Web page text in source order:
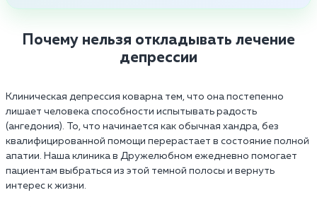
Почему нельзя откладывать лечение
депрессии
Клиническая депрессия коварна тем, что она постепенно
лишает человека способности испытывать радость
(ангедония). То, что начинается как обычная хандра, без
квалифицированной помощи перерастает в состояние полной
апатии. Наша клиника в Дружелюбном ежедневно помогает
пациентам выбраться из этой темной полосы и вернуть
интерес к жизни.